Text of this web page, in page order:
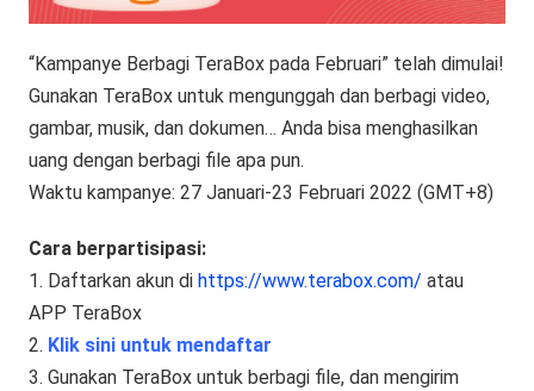
“Kampanye Berbagi TeraBox pada Februari” telah dimulai!
Gunakan TeraBox untuk mengunggah dan berbagi video,
gambar, musik, dan dokumen… Anda bisa menghasilkan
uang dengan berbagi file apa pun.
Waktu kampanye: 27 Januari-23 Februari 2022 (GMT+8)
Cara berpartisipasi:
1. Daftarkan akun di https://www.terabox.com/ atau
APP TeraBox
2. Klik sini untuk mendaftar
3. Gunakan TeraBox untuk berbagi file, dan mengirim